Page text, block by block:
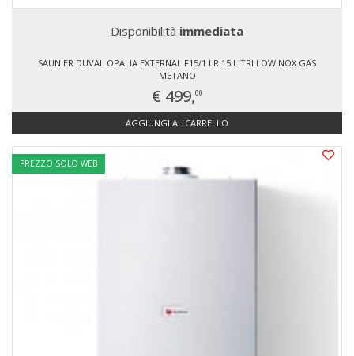
Disponibilità immediata
SAUNIER DUVAL OPALIA EXTERNAL F15/1 LR 15 LITRI LOW NOX GAS
METANO
€ 499,00
AGGIUNGI AL CARRELLO
PREZZO SOLO WEB